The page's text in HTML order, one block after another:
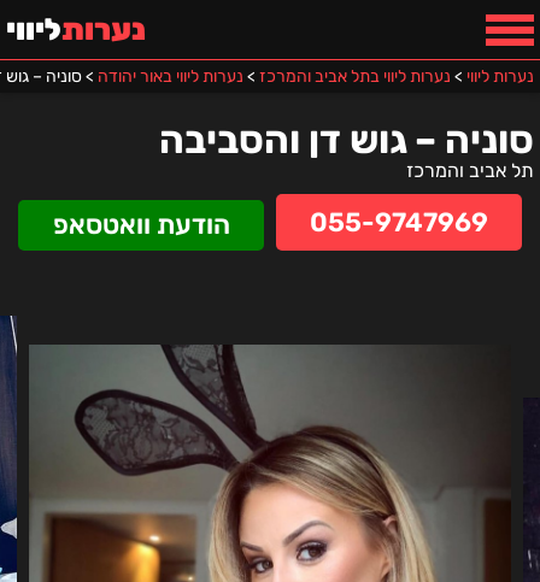
סוניה – גוש דן והסביבה
תל אביב והמרכז
055-9747969 הודעת וואטסאפ
נערותליווי
נערות ליווי > נערות ליווי בתל אביב והמרכז > נערות ליווי באור יהודה >סוניה –